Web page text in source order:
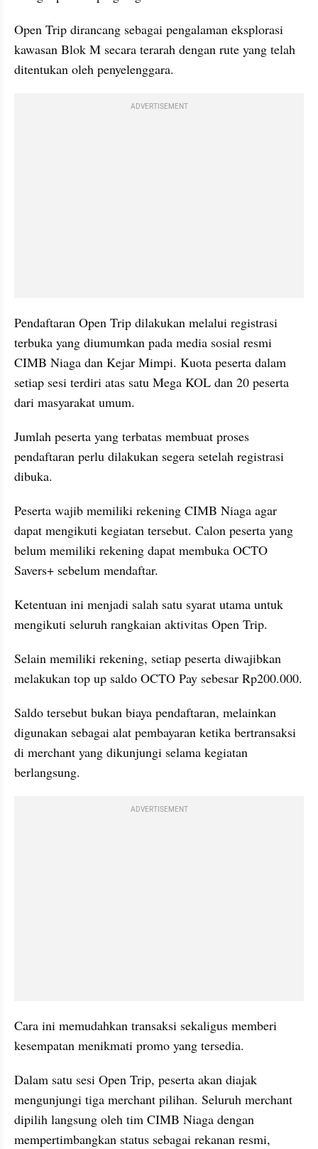
Open Trip dirancang sebagai pengalaman eksplorasi
kawasan Blok M secara terarah dengan rute yang telah
ditentukan oleh penyelenggara.
ADVERTISEMENT
Pendaftaran Open Trip dilakukan melalui registrasi
terbuka yang diumumkan pada media sosial resmi
CIMB Niaga dan Kejar Mimpi. Kuota peserta dalam
setiap sesi terdiri atas satu Mega KOL dan 20 peserta
dari masyarakat umum.
Jumlah peserta yang terbatas membuat proses
pendaftaran perlu dilakukan segera setelah registrasi
dibuka.
Peserta wajib memiliki rekening CIMB Niaga agar
dapat mengikuti kegiatan tersebut. Calon peserta yang
belum memiliki rekening dapat membuka OCTO
Savers+ sebelum mendaftar.
Ketentuan ini menjadi salah satu syarat utama untuk
mengikuti seluruh rangkaian aktivitas Open Trip.
Selain memiliki rekening, setiap peserta diwajibkan
Saldo tersebut bukan biaya pendaftaran, melainkan
digunakan sebagai alat pembayaran ketika bertransaksi
di merchant yang dikunjungi selama kegiatan
berlangsung.
ADVERTISEMENT
Cara ini memudahkan transaksi sekaligus memberi
kesempatan menikmati promo yang tersedia.
Dalam satu sesi Open Trip, peserta akan diajak
mengunjungi tiga merchant pilihan. Seluruh merchant
dipilih langsung oleh tim CIMB Niaga dengan
mempertimbangkan status sebagai rekanan resmi,